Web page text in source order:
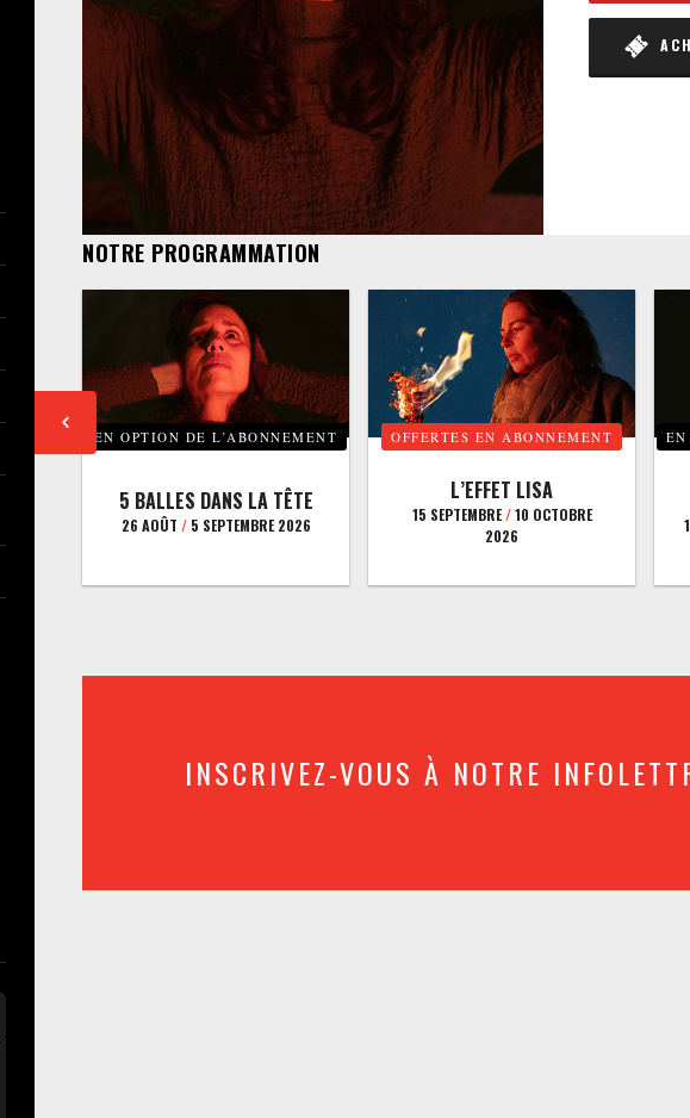
NOTRE PROGRAMMATION
EN OPTION DE L’ABONNEMENT
5 BALLES DANS LA TÊTE
26 AOÛT /5 SEPTEMBRE 2026
OFFERTES EN ABONNEMENT
L’EFFET LISA
15 SEPTEMBRE/10 OCTOBRE
2026
INSCRIVEZ-VOUS À NOTRE